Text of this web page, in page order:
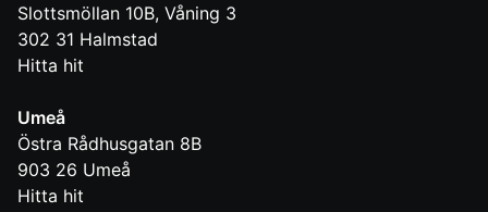
Slottsmöllan 10B, Våning 3
302 31 Halmstad
Hitta hit
Umeå
Östra Rådhusgatan 8B
903 26 Umeå
Hitta hit